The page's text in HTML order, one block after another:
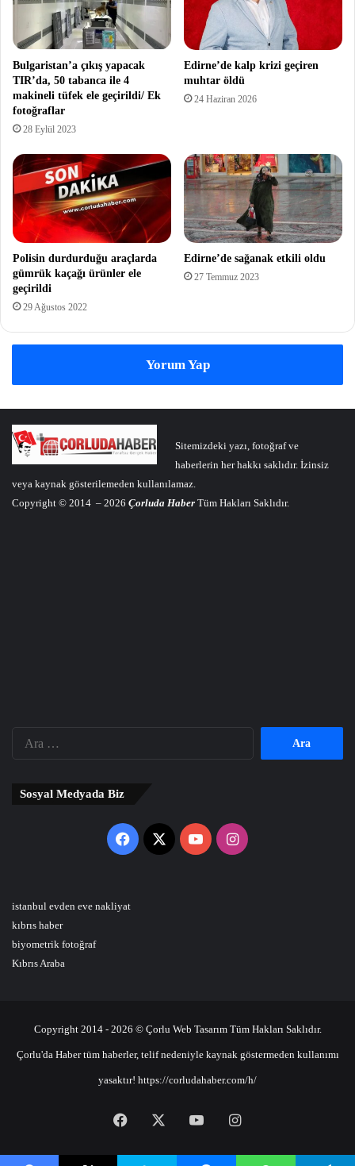
Bulgaristan’a çıkış yapacak
TIR’da, 50 tabanca ile 4
makineli tüfek ele geçirildi/ Ek
fotoğraflar
28 Eylül 2023
Edirne’de kalp krizi geçiren
muhtar öldü
24 Haziran 2026
Polisin durdurduğu araçlarda
gümrük kaçağı ürünler ele
geçirildi
29 Ağustos 2022
Edirne’de sağanak etkili oldu
27 Temmuz 2023
Yorum Yap
Sitemizdeki yazı, fotoğraf ve
haberlerin her hakkı saklıdır. İzinsiz
veya kaynak gösterilemeden kullanılamaz.
Copyright © 2014 – 2026 Çorluda Haber Tüm Hakları Saklıdır.
Sosyal Medyada Biz
Facebook
X YouTubeInstagram
istanbul evden eve nakliyat
kıbrıs haber
biyometrik fotoğraf
Kıbrıs Araba
Copyright 2014 - 2026 © Çorlu Web Tasarım Tüm Hakları Saklıdır.
Çorlu'da Haber tüm haberler, telif nedeniyle kaynak göstermeden kullanımı
yasaktır! https://corludahaber.com/h/
Facebook YouTubeInstagram